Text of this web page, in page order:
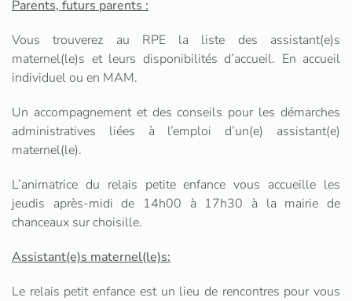
Parents, futurs parents :
Vous trouverez au RPE la liste des assistant(e)s
maternel(le)s et leurs disponibilités d’accueil. En accueil
individuel ou en MAM.
Un accompagnement et des conseils pour les démarches
administratives liées à l’emploi d’un(e) assistant(e)
maternel(le).
L’animatrice du relais petite enfance vous accueille les
jeudis après-midi de 14h00 à 17h30 à la mairie de
chanceaux sur choisille.
Assistant(e)s maternel(le)s:
Le relais petit enfance est un lieu de rencontres pour vous